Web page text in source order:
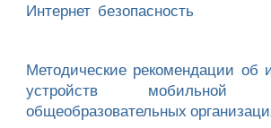
Интернет безопасность
Методические рекомендации об
устройств
общеобразовательных